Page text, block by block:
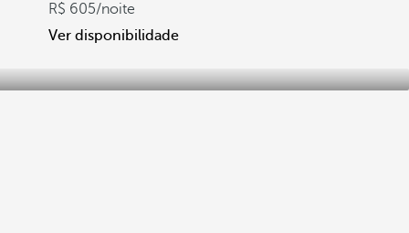
605/noite
Ver disponibilidade